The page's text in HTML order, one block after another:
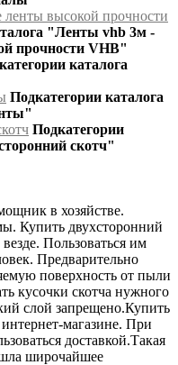
высокой прочности
"Ленты vhb 3м -
прочности VHB"
каталога
Подкатегории каталога
Подкатегории
скотч"
в хозяйстве.
Купить двухсторонний
Пользоваться им
Предварительно
поверхность от пыли
кусочки скотча нужного
слой запрещено.Купить
магазине. При
доставкой.Такая
широчайшее